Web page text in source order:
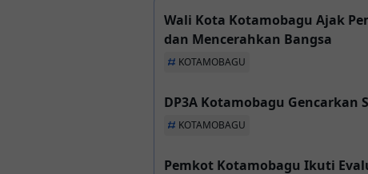
Wali Kota Kotamobagu Ajak
dan Mencerahkan Bangsa
KOTAMOBAGU
DP3A Kotamobagu Gencarkan
KOTAMOBAGU
Pemkot Kotamobagu Ikuti